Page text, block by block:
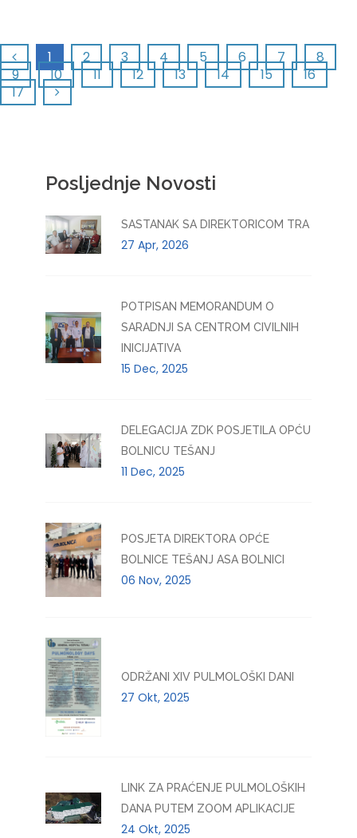
1 2 3 4 5 6 7
8
9
10 11 12 13 14 15
16
17
Posljednje Novosti
SASTANAK SA DIREKTORICOM TRA
27 Apr, 2026
POTPISAN MEMORANDUM O
SARADNJI SA CENTROM CIVILNIH
INICIJATIVA
15 Dec, 2025
DELEGACIJA ZDK POSJETILA OPĆU
BOLNICU TEŠANJ
11 Dec, 2025
POSJETA DIREKTORA OPĆE
BOLNICE TEŠANJ ASA BOLNICI
06 Nov, 2025
ODRŽANI XIV PULMOLOŠKI DANI
27 Okt, 2025
LINK ZA PRAĆENJE PULMOLOŠKIH
DANA PUTEM ZOOM APLIKACIJE
24 Okt, 2025